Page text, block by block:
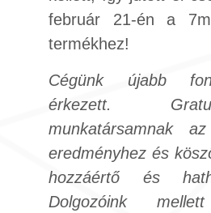
február 21-én a
termékhez!
Cégünk újabb
érkezett.
munkatársamnak
eredményhez és
hozzáértő és
Dolgozóink